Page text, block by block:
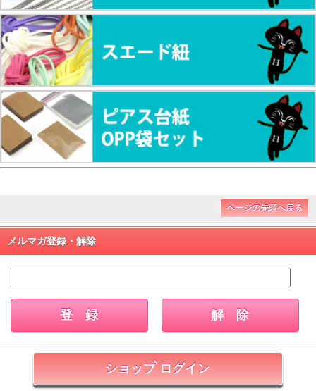
ページの先頭へ戻る
メルマガ登録・解除
ショップ ログイン